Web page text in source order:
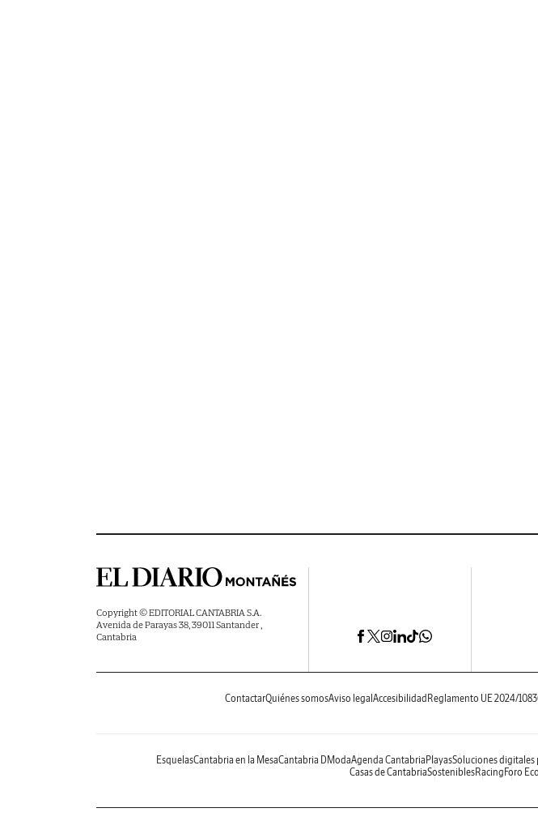
Copyright © EDITORIAL CANTABRIA S.A.
Avenida de Parayas 38, 39011 Santander ,
Cantabria
ContactarQuiénes somosAviso legal Accesibilidad Reglamento UE 2024/1083
EsquelasCantabria en la MesaCantabria DModaAgenda Cantabria PlayasSoluciones digitales
Casas de CantabriaSosteniblesRacing Foro